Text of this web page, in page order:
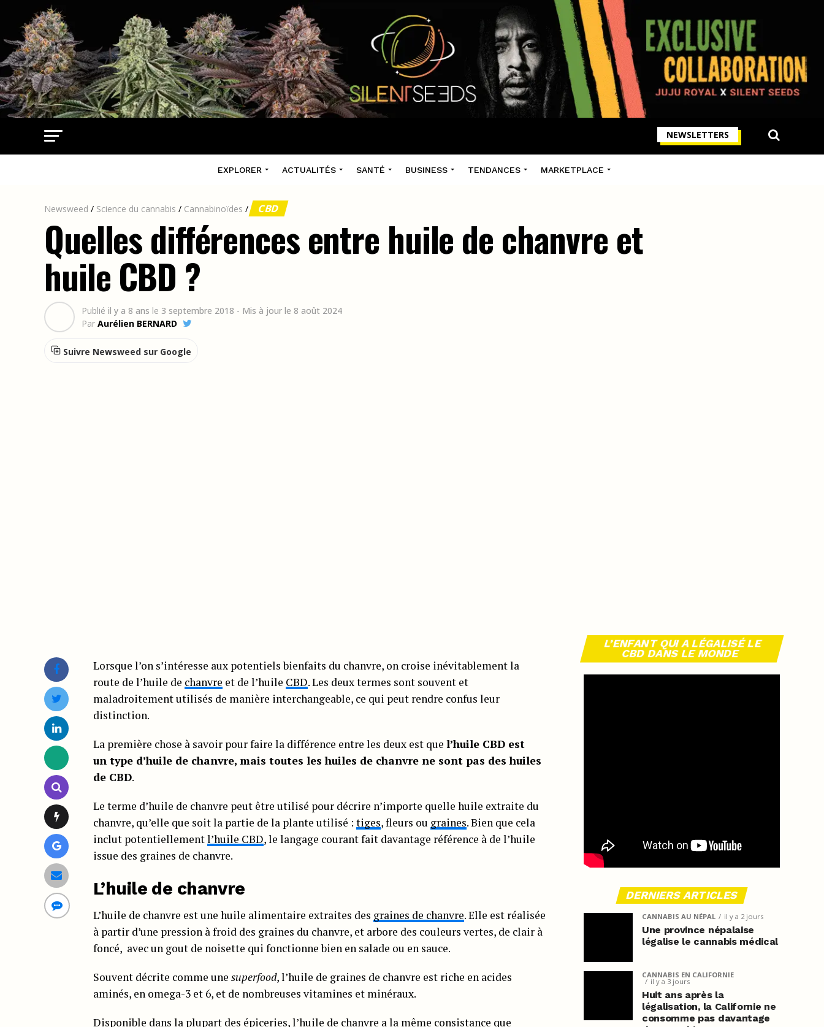
NEWSLETTERS
EXPLORER ACTUALITÉS SANTÉ BUSINESS TENDANCES MARKETPLACE
Newsweed / Science du cannabis / Cannabinoïdes / CBD
Quelles différences entre huile de chanvre et
huile CBD ?
Publié il y a 8 ans le 3 septembre 2018 - Mis à jour le 8 août 2024
Par Aurélien BERNARD
Suivre Newsweed sur Google
Lorsque l’on s’intéresse aux potentiels bienfaits du chanvre, on croise inévitablement la
route de l’huile de chanvre et de l’huile CBD. Les deux termes sont souvent et
maladroitement utilisés de manière interchangeable, ce qui peut rendre confus leur
distinction.
La première chose à savoir pour faire la différence entre les deux est que l’huile CBD est
un type d’huile de chanvre, mais toutes les huiles de chanvre ne sont pas des huiles
de CBD.
Le terme d’huile de chanvre peut être utilisé pour décrire n’importe quelle huile extraite du
chanvre, qu’elle que soit la partie de la plante utilisé : tiges, fleurs ou graines. Bien que cela
inclut potentiellementl’huile CBD, le langage courant fait davantage référence à de l’huile
issue des graines de chanvre.
L’huile de chanvre
L’huile de chanvre est une huile alimentaire extraites des graines de chanvre. Elle est réalisée
à partir d’une pression à froid des graines du chanvre, et arbore des couleurs vertes, de clair à
foncé, avec un gout de noisette qui fonctionne bien en salade ou en sauce.
Souvent décrite comme une superfood, l’huile de graines de chanvre est riche en acides
aminés, en omega-3 et 6, et de nombreuses vitamines et minéraux.
Disponible dans la plupart des épiceries, l’huile de chanvre a la même consistance que
L’ENFANT QUI A LÉGALISÉ LE
CBD DANS LE MONDE
DERNIERS ARTICLES
CANNABIS AU NÉPAL il y a 2 jours
Une province népalaise
légalise le cannabis médical
CANNABIS EN CALIFORNIE
il y a 3 jours
Huit ans après la
légalisation, la Californie ne
consomme pas davantage